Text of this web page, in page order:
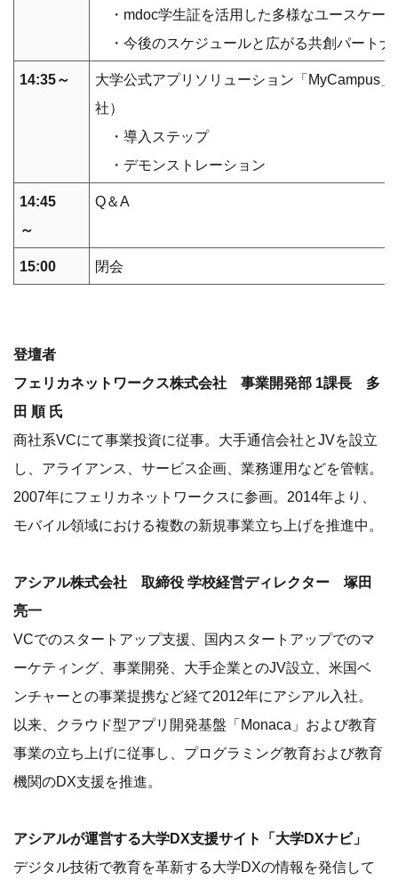
・mdoc学生証を活用した多様なユースケー
・今後のスケジュールと広がる共創パートナ
14:35～
大学公式アプリソリューション「MyCampus
社）
・導入ステップ
・デモンストレーション
14:45
～
Q＆A
15:00 閉会
登壇者
フェリカネットワークス株式会社 事業開発部 1課長 多
田 順 氏
商社系VCにて事業投資に従事。大手通信会社とJVを設立
し、アライアンス、サービス企画、業務運用などを管轄。
2007年にフェリカネットワークスに参画。2014年より、
モバイル領域における複数の新規事業立ち上げを推進中。
アシアル株式会社 取締役 学校経営ディレクター 塚田
亮一
VCでのスタートアップ支援、国内スタートアップでのマ
ーケティング、事業開発、大手企業とのJV設立、米国ベ
ンチャーとの事業提携など経て2012年にアシアル入社。
以来、クラウド型アプリ開発基盤「Monaca」および教育
事業の立ち上げに従事し、プログラミング教育および教育
機関のDX支援を推進。
アシアルが運営する大学DX支援サイト「大学DXナビ」
デジタル技術で教育を革新する大学DXの情報を発信して